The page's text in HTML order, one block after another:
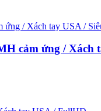
cảm ứng / Xách